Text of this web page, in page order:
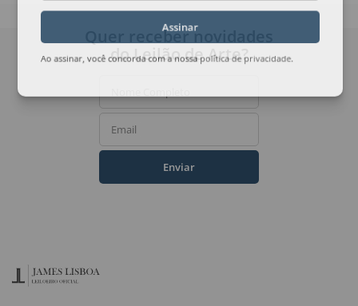
Assinar
Ao assinar, você concorda com a nossa política de privacidade
Quer receber novidades
do Leilão de Arte?
Email
Enviar